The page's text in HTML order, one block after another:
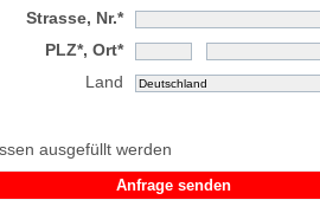
Strasse, Nr.*
PLZ*, Ort*
Land
ausgefüllt werden
Anfrage senden